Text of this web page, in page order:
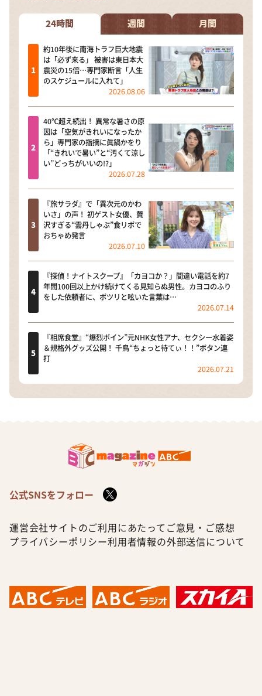
24時間 週間 月間
約10年後に南海トラフ巨大地震
は「必ず来る」 被害は東日本大
震災の15倍…専門家断言「人生
のスケジュールに入れて」
2026.08.06
40℃超え続出！ 異常な暑さの原
因は「空気がきれいになったか
ら」専門家の指摘に眞鍋かをり
「“きれいで暑い”と“汚くて涼し
い”どっちがいいの!?」
2026.07.28
『旅サラダ』で「異次元のかわ
いさ」の声！ 初ゲスト女優、贅
沢すぎる“雲丹しゃぶ”食リポで
おちゃめ発言
2026.07.10
『探偵！ナイトスクープ』「カヨコか？」間違い電話を約7
年間100回以上かけ続けてくる見知らぬ男性。カヨコのふり
をした依頼者に、ポツリと呟いた言葉は…
2026.07.14
『相席食堂』“爆烈ボイン”元NHK女性アナ、セクシー水着姿
＆規格外グッズ公開！ 千鳥“ちょっと待てぃ！！”ボタン連
打
2026.07.21
公式SNSをフォロー
運営会社サイトのご利用にあたって ご意見・ご感想
プライバシーポリシー利用者情報の外部送信について